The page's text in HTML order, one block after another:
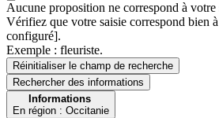
Aucune proposition ne correspond à votre
Vérifiez que votre saisie correspond bien
configuré].
Exemple : fleuriste.
Réinitialiser le champ de recherche
Rechercherdes informations
Informations
En région : Occitanie